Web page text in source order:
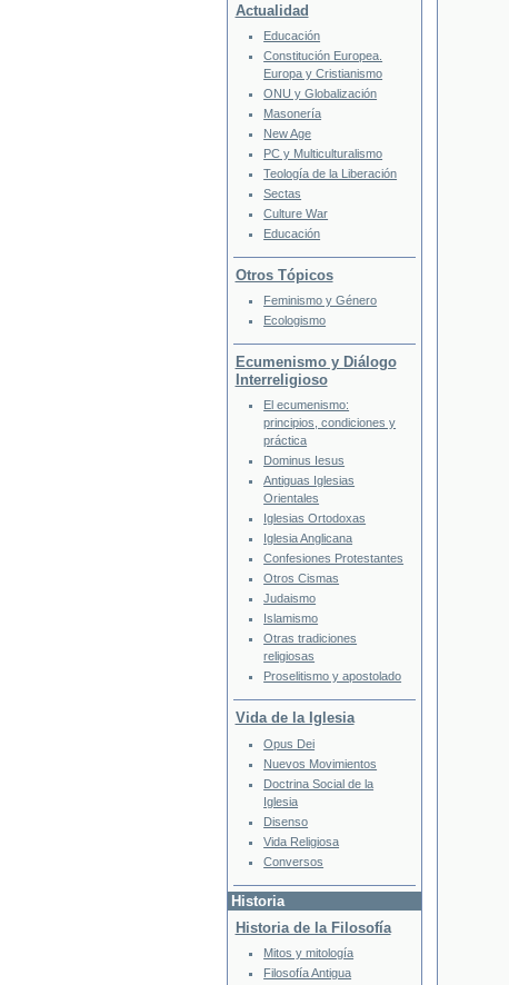
Actualidad
Educación
Constitución Europea.
Europa y Cristianismo
ONU y Globalización
Masonería
New Age
PC y Multiculturalismo
Teología de la Liberación
Sectas
Culture War
Educación
Otros Tópicos
Feminismo y Género
Ecologismo
Ecumenismo y Diálogo
Interreligioso
El ecumenismo:
principios, condiciones y
práctica
Dominus Iesus
Antiguas Iglesias
Orientales
Iglesias Ortodoxas
Iglesia Anglicana
Confesiones Protestantes
Otros Cismas
Judaismo
Islamismo
Otras tradiciones
religiosas
Proselitismo y apostolado
Vida de la Iglesia
Opus Dei
Nuevos Movimientos
Doctrina Social de la
Iglesia
Disenso
Vida Religiosa
Conversos
Historia
Historia de la Filosofía
Mitos y mitología
Filosofía Antigua